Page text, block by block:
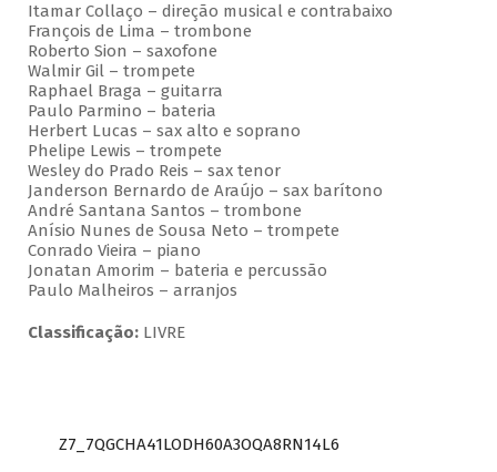
Itamar Collaço – direção musical e contrabaixo
François de Lima – trombone
Roberto Sion – saxofone
Walmir Gil – trompete
Raphael Braga – guitarra
Paulo Parmino – bateria
Herbert Lucas – sax alto e soprano
Phelipe Lewis – trompete
Wesley do Prado Reis – sax tenor
Janderson Bernardo de Araújo – sax barítono
André Santana Santos – trombone
Anísio Nunes de Sousa Neto – trompete
Conrado Vieira – piano
Jonatan Amorim – bateria e percussão
Paulo Malheiros – arranjos
Classificação:LIVRE
Z7_7QGCHA41LODH60A3OQA8RN14L6